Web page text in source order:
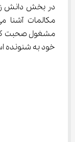
در بخش دانش
خود به شنونده